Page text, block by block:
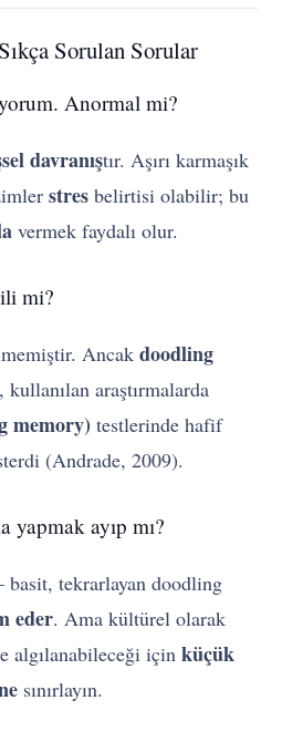
Sorulan Sorular
Anormal mi?
davranıştır. Aşırı karmaşık
stres belirtisi olabilir; bu
vermek faydalı olur.
mi?
Ancakdoodling
, kullanılan araştırmalarda
memory) testlerinde hafif
(Andrade, 2009).
yapmak ayıp mı?
tekrarlayan doodling
eder. Ama kültürel olarak
algılanabileceği içinküçük
sınırlayın.